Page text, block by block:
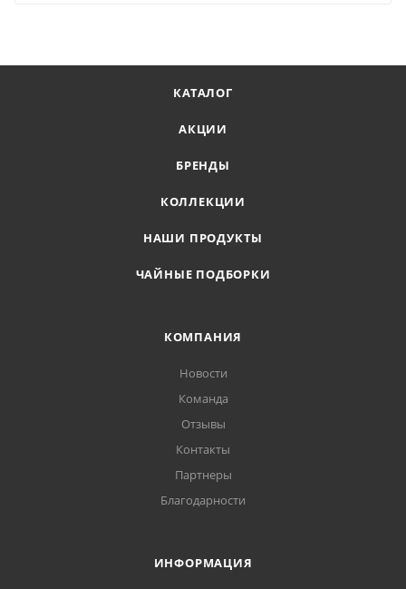
КАТАЛОГ
АКЦИИ
БРЕНДЫ
КОЛЛЕКЦИИ
НАШИ ПРОДУКТЫ
ЧАЙНЫЕ ПОДБОРКИ
КОМПАНИЯ
Новости
Команда
Отзывы
Контакты
Партнеры
Благодарности
ИНФОРМАЦИЯ